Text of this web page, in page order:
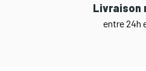
Livraison
entre 24h